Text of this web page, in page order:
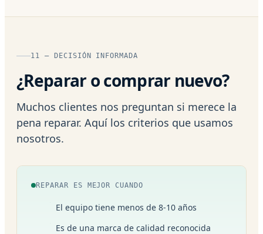
11 — DECISIÓN INFORMADA
¿Reparar o comprar nuevo?
Muchos clientes nos preguntan si merece la
pena reparar. Aquí los criterios que usamos
nosotros.
REPARAR ES MEJOR CUANDO
El equipo tiene menos de 8-10 años
Es de una marca de calidad reconocida